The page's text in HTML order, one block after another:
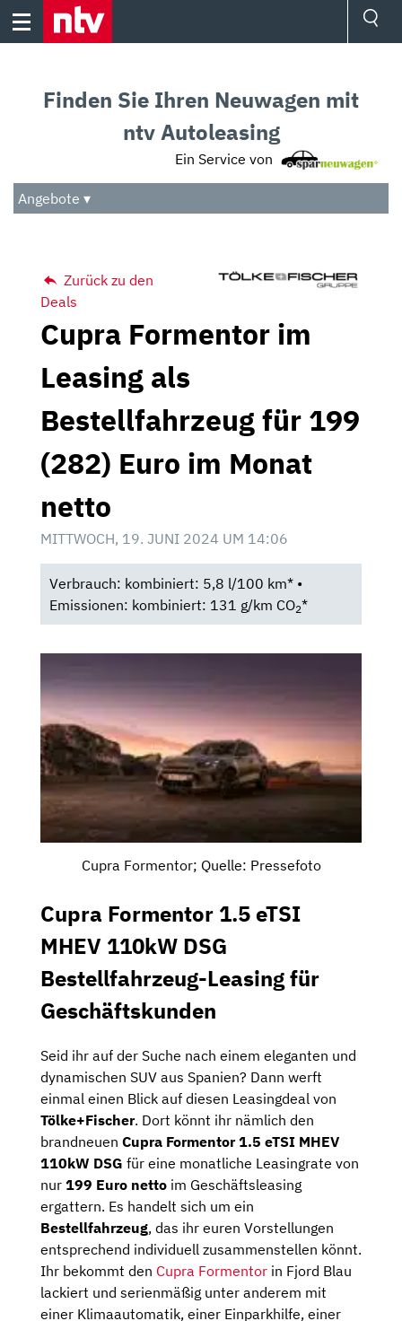
Skip
Audio
Das Beste
Finden Sie Ihren Neuwagen mit
ntv Autoleasing
Ein Service von
Angebote ▾
Zurück zu den
Deals
Cupra Formentor im
Leasing als
Bestellfahrzeug für 199
(282) Euro im Monat
netto
MITTWOCH, 19. JUNI 2024 UM 14:06
Verbrauch: kombiniert: 5,8 l/100 km* •
Emissionen: kombiniert: 131 g/km CO2*
Cupra Formentor; Quelle: Pressefoto
Cupra Formentor 1.5 eTSI
MHEV 110kW DSG
Bestellfahrzeug-Leasing für
Geschäftskunden
Seid ihr auf der Suche nach einem eleganten und
dynamischen SUV aus Spanien? Dann werft
einmal einen Blick auf diesen Leasingdeal von
Tölke+Fischer. Dort könnt ihr nämlich den
brandneuen Cupra Formentor 1.5 eTSI MHEV
110kW DSG für eine monatliche Leasingrate von
nur 199 Euro netto im Geschäftsleasing
ergattern. Es handelt sich um ein
Bestellfahrzeug, das ihr euren Vorstellungen
entsprechend individuell zusammenstellen könnt.
Ihr bekommt den Cupra Formentor in Fjord Blau
lackiert und serienmäßig unter anderem mit
einer Klimaautomatik, einer Einparkhilfe, einer